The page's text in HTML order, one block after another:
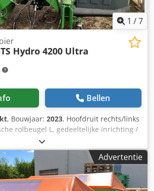
1 /7
Hydro 4200 Ultra
Bellen
, Bouwjaar: 2023, Hoofdruit rechts/links
rolbeugel L, gedeeltelijke inrichting /
gemonteerd. Hellingsensor voor
/ instelsysteem voor
Profi-weegsysteem inbouwdelen voor
LED / Achterverlichting handmatig.
Tek
Advertentie